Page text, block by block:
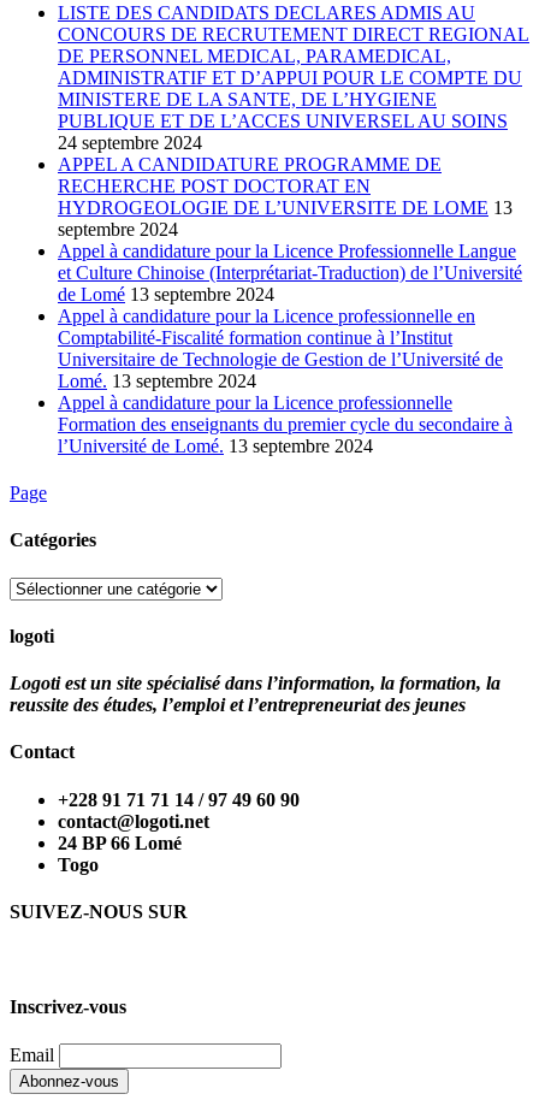
LISTE DES CANDIDATS DECLARES ADMIS AU
CONCOURS DE RECRUTEMENT DIRECT REGIONAL
DE PERSONNEL MEDICAL, PARAMEDICAL,
ADMINISTRATIF ET D’APPUI POUR LE COMPTE DU
MINISTERE DE LA SANTE, DE L’HYGIENE
PUBLIQUE ET DE L’ACCES UNIVERSEL AU SOINS
24 septembre 2024
APPEL A CANDIDATURE PROGRAMME DE
RECHERCHE POST DOCTORAT EN
HYDROGEOLOGIE DE L’UNIVERSITE DE LOME 13
septembre 2024
Appel à candidature pour la Licence Professionnelle Langue
et Culture Chinoise (Interprétariat-Traduction) de l’Université
de Lomé 13 septembre 2024
Appel à candidature pour la Licence professionnelle en
Comptabilité-Fiscalité formation continue à l’Institut
Universitaire de Technologie de Gestion de l’Université de
Lomé. 13 septembre 2024
Appel à candidature pour la Licence professionnelle
Formation des enseignants du premier cycle du secondaire à
l’Université de Lomé. 13 septembre 2024
Page
Catégories
Catégories
logoti
Logoti est un site spécialisé dans l’information, la formation, la
reussite des études, l’emploi et l’entrepreneuriat des jeunes
Contact
+228 91 71 71 14 / 97 49 60 90
contact@logoti.net
24 BP 66 Lomé
Togo
SUIVEZ-NOUS SUR
Inscrivez-vous
Email